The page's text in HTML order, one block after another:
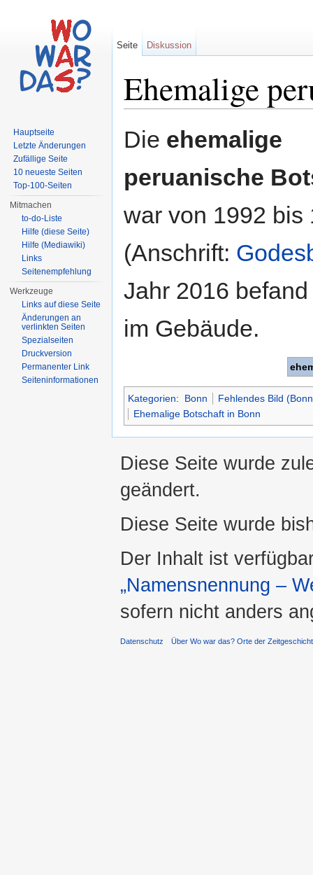
Ehemalige
Die ehemalige
peruanische
war von 1992
(Anschrift:
Jahr 2016
im Gebäude.
Kategorien: Bonn
Fehlendes Bild
Ehemalige Botschaft in Bonn
Seite Diskussion
Hauptseite
Letzte Änderungen
Zufällige Seite
10 neueste Seiten
Top-100-Seiten
Mitmachen
to-do-Liste
Hilfe (diese Seite)
Hilfe (Mediawiki)
Links
Seitenempfehlung
Werkzeuge
Links auf diese Seite
Änderungen an
verlinkten Seiten
Spezialseiten
Druckversion
Permanenter Link
Seiteninformationen
Diese Seite wurde
geändert.
Diese Seite wurde
Der Inhalt ist
„Namensnennung –
sofern nicht anders
Datenschutz Über Wo war das? Orte der